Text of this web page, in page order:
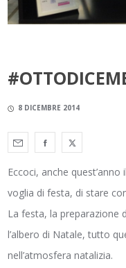
8 DICEMBRE 2014
Eccoci, anche
voglia di festa, di stare
La festa, la preparazione
l’albero di Natale, tutto
nell’atmosfera natalizia.